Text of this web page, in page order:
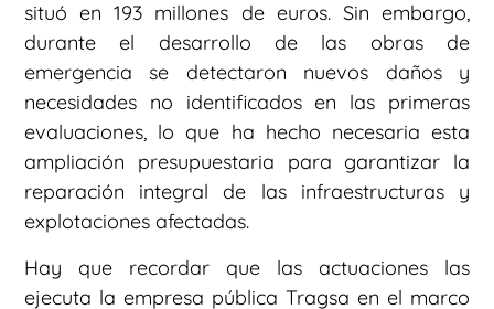
situó en 193 millones de euros. Sin embargo,
durante el desarrollo de las obras de
emergencia se detectaron nuevos daños y
necesidades no identificados en las primeras
evaluaciones, lo que ha hecho necesaria esta
ampliación presupuestaria para garantizar la
reparación integral de las infraestructuras y
explotaciones afectadas.
Hay que recordar que las actuaciones las
ejecuta la empresa pública Tragsa en el marco